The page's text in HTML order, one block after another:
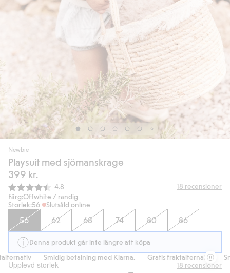
Newbie
Playsuit med sjömanskrage
399 kr.
Snittbetyg:
4.8 18 recensioner
Färg:Offwhite / randig
Storlek:56 Slutsåld online
56 62 68 74 80 86
Denna produkt går inte längre att köpa
Smidig betalning med Klarna. Gratis fraktalternativ
Upplevd storlek 18 recensioner